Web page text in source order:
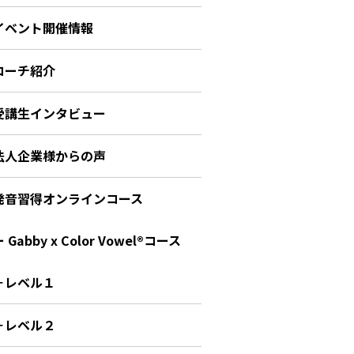
ベント開催情報
ーチ紹介
講生インタビュー
人企業様からの声
音習得オンラインコース
Gabby x Color Vowel®︎コース
レベル１
レベル２